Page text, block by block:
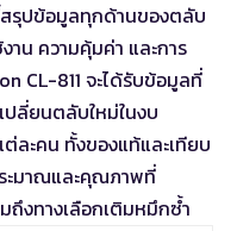
รุปข้อมูลทุกด้านของตลับ
าน ความคุ้มค่า และการ
CL-811 จะได้รับข้อมูลที่
ลี่ยนตลับใหม่ในงบ
ละคน ทั้งของแท้และเทียบ
ะมาณและคุณภาพที่
ถึงทางเลือกเติมหมึกซ้ำ